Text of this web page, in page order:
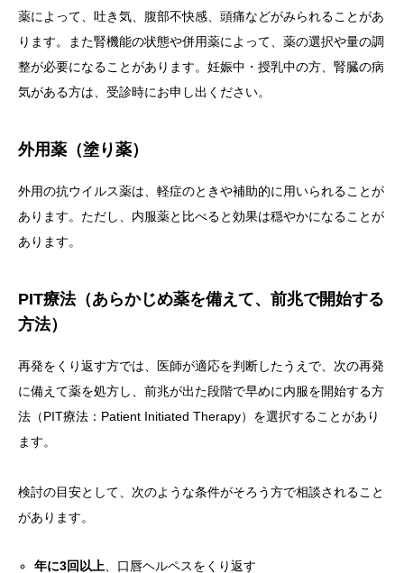
薬によって、吐き気、腹部不快感、頭痛などがみられることがあ
ります。また腎機能の状態や併用薬によって、薬の選択や量の調
整が必要になることがあります。妊娠中・授乳中の方、腎臓の病
気がある方は、受診時にお申し出ください。
外用薬（塗り薬）
外用の抗ウイルス薬は、軽症のときや補助的に用いられることが
あります。ただし、内服薬と比べると効果は穏やかになることが
あります。
PIT療法（あらかじめ薬を備えて、前兆で開始する
方法）
再発をくり返す方では、医師が適応を判断したうえで、次の再発
に備えて薬を処方し、前兆が出た段階で早めに内服を開始する方
法（PIT療法：Patient Initiated Therapy）を選択することがあり
ます。
検討の目安として、次のような条件がそろう方で相談されること
があります。
年に3回以上 、口唇ヘルペスをくり返す